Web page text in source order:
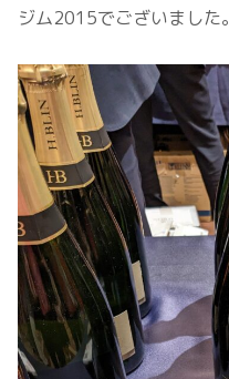
ジム2015でございました。